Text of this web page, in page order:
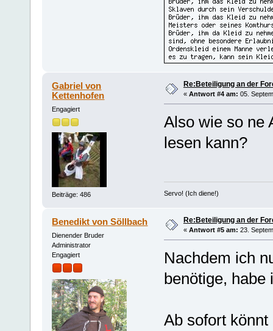
Gabriel von
Kettenhofen
Engagiert
Beiträge: 486
Re:Beteiligung an der
« Antwort #4 am: 05.
Also wie so ne
lesen kann?
Servo! (Ich diene!)
Benedikt von Söllbach
Dienender Bruder
Administrator
Engagiert
Re:Beteiligung an der
« Antwort #5 am: 23.
Nachdem ich
benötige, habe
Ab sofort